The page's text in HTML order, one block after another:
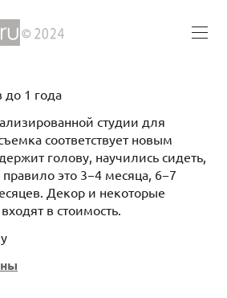
до 1 года
студии для
соответствует новым
голову, научились сидеть,
правило это 3−4 месяца, 6−7
Декор и некоторые
в стоимость.